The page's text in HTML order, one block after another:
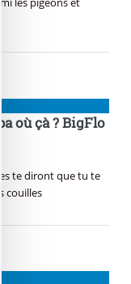
où çà ? BigFlo
te diront que tu te
couilles